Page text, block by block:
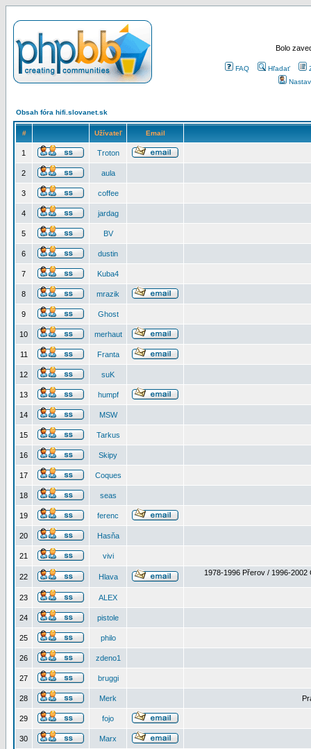
Bolo
FAQ Hľadať
Obsah fóra hifi.slovanet.sk
# Užívateľ Email
1 Troton
2 aula
3 coffee
4 jardag
5 BV
6 dustin
7 Kuba4
8 mrazik
9 Ghost
10 merhaut
11 Franta
12 suK
13 humpf
14 MSW
15 Tarkus
16 Skipy
17 Coques
18 seas
19 ferenc
20 Hasňa
21 vivi
22 Hlava 1978-1996 Přerov / 1996-2002
23 ALEX
24 pistole
25 philo
26 zdeno1
27 bruggi
28 Merk
29 fojo
30 Marx